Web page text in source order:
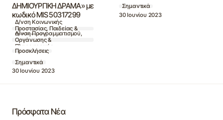
ΔΗΜΙΟΥΡΓΙΚΗ ΔΡΑΜΑ» με
κωδικό MIS 50317299
Δ/νση Κοινωνικής
Προστασίας, Παιδείας &
Πολιτισμού
Δ/νση Προγραμματισμού,
Οργάνωσης &
Πληροφορικής
Προσκλήσεις
Σημαντικά
30 Ιουνίου 2023
Σημαντικά
30 Ιουνίου 2023
Πρόσφατα Νέα